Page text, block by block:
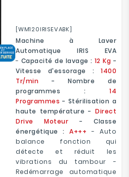
[WM120IRISEVABK]
Machine à Laver
Automatique IRIS EVA
- Capacité de lavage : 12 Kg -
Vitesse d'essorage : 1400
Tr/min - Nombre de
programmes : 14
Programmes - Stérilisation a
haute température - Direct
Drive Moteur - Classe
énergétique :A+++
- Auto
balance fonction qui
détecte et réduit les
vibrations du tambour -
Redémarrage automatique